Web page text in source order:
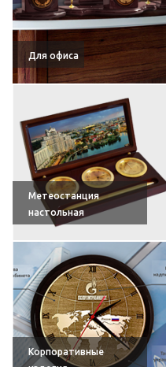
Для офиса
Метеостанция
настольная
Корпоративные